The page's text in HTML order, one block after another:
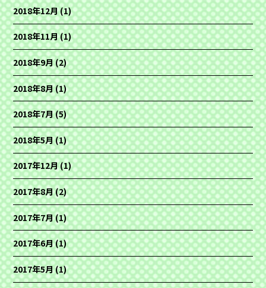
2018年12月(1)
2018年11月(1)
2018年9月(2)
2018年8月(1)
2018年7月(5)
2018年5月(1)
2017年12月(1)
2017年8月(2)
2017年7月(1)
2017年6月(1)
2017年5月(1)